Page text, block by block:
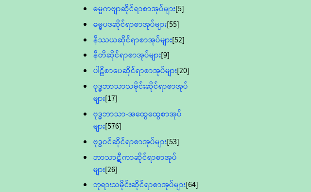
ဓမ္မကဗျာဆိုင်ရာစာအုပ်များ[5]
ဓမ္မပဒဆိုင်ရာစာအုပ်များ[55]
နိဿယဆိုင်ရာစာအုပ်များ[52]
နီတိဆိုင်ရာစာအုပ်များ[9]
ပါဠိစာပေဆိုင်ရာစာအုပ်များ[20]
ဗုဒ္ဓဘာသာသမိုင်းဆိုင်ရာစာအုပ်
များ[17]
ဗုဒ္ဓဘာသာ-အထွေထွေစာအုပ်
များ[576]
ဗုဒ္ဓဝင်ဆိုင်ရာစာအုပ်များ[53]
ဘာသာဋီကာဆိုင်ရာစာအုပ်
များ[26]
ဘုရားသမိုင်းဆိုင်ရာစာအုပ်များ[64]